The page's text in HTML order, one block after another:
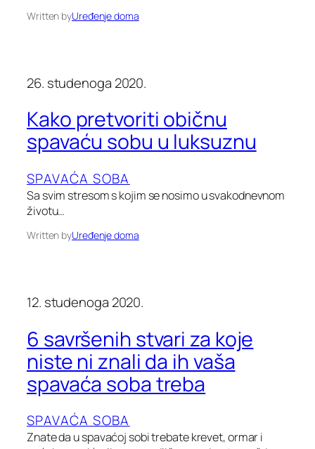
Written byUređenje doma
26. studenoga 2020.
Kako pretvoriti običnu
spavaću sobu u luksuznu
SPAVAĆA SOBA
Sa svim stresom s kojim se nosimo u svakodnevnom
životu…
Written byUređenje doma
12. studenoga 2020.
6 savršenih stvari za koje
niste ni znali da ih vaša
spavaća soba treba
SPAVAĆA SOBA
Znate da u spavaćoj sobi trebate krevet, ormar i